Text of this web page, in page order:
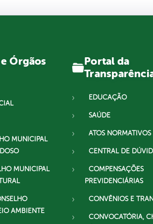
Órgãos
MUNICIPAL
MUNICIPAL
AMBIENTE
Portal da
EDUCAÇÃO
SAÚDE
ATOS NORMATIVOS
CENTRAL DE
COMPENSAÇÕES
PREVIDENCIÁRIAS
CONVÊNIOS E
CONVOCATÓRIA,